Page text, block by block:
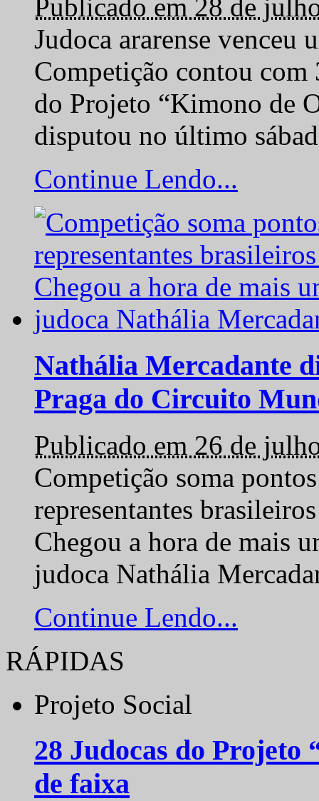
Publicado em 28 de
Judoca ararense venceu
Competição contou com
do Projeto “Kimono de
disputou no último
Continue Lendo...
Nathália Mercadante
Praga do Circuito
Publicado em 26 de
Competição soma
representantes
Chegou a hora de mais
judoca Nathália
Continue Lendo...
RÁPIDAS
Projeto Social
28 Judocas do
de faixa